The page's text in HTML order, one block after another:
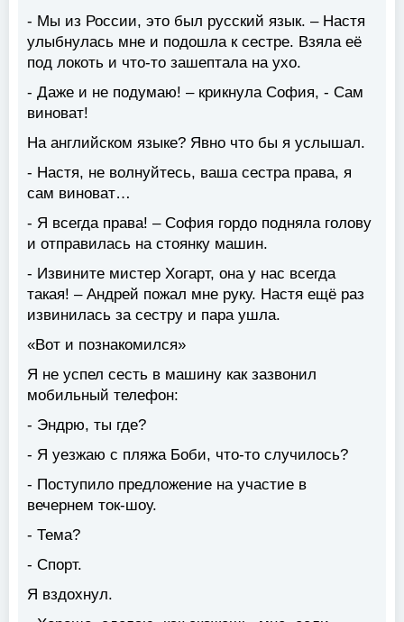
- Мы из России, это был русский язык. – Настя
улыбнулась мне и подошла к сестре. Взяла её
под локоть и что-то зашептала на ухо.
- Даже и не подумаю! – крикнула София, - Сам
виноват!
На английском языке? Явно что бы я услышал.
- Настя, не волнуйтесь, ваша сестра права, я
сам виноват…
- Я всегда права! – София гордо подняла голову
и отправилась на стоянку машин.
- Извините мистер Хогарт, она у нас всегда
такая! – Андрей пожал мне руку. Настя ещё раз
извинилась за сестру и пара ушла.
«Вот и познакомился»
Я не успел сесть в машину как зазвонил
мобильный телефон:
- Эндрю, ты где?
- Я уезжаю с пляжа Боби, что-то случилось?
- Поступило предложение на участие в
вечернем ток-шоу.
- Тема?
- Спорт.
Я вздохнул.